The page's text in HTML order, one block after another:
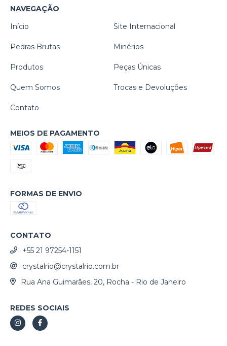
NAVEGAÇÃO
Início
Site Internacional
Pedras Brutas Minérios
Produtos Peças Únicas
Quem Somos Trocas e Devoluções
Contato
MEIOS DE PAGAMENTO
FORMAS DE ENVIO
CONTATO
+55 21 97254-1151
crystalrio@crystalrio.com.br
Rua Ana Guimarães, 20, Rocha - Rio de Janeiro
REDES SOCIAIS